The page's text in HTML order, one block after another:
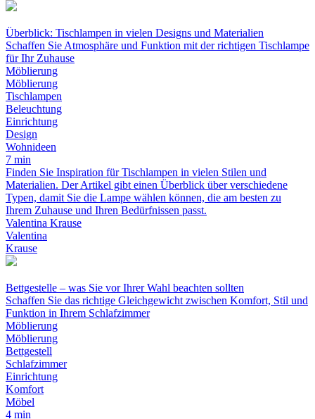
Überblick: Tischlampen in vielen Designs und Materialien
Schaffen Sie Atmosphäre und Funktion mit der richtigen Tischlampe
für Ihr Zuhause
Möblierung
Möblierung
Tischlampen
Beleuchtung
Einrichtung
Design
Wohnideen
7 min
Finden Sie Inspiration für Tischlampen in vielen Stilen und
Materialien. Der Artikel gibt einen Überblick über verschiedene
Typen, damit Sie die Lampe wählen können, die am besten zu
Ihrem Zuhause und Ihren Bedürfnissen passt.
Valentina Krause
Valentina
Krause
Bettgestelle – was Sie vor Ihrer Wahl beachten sollten
Schaffen Sie das richtige Gleichgewicht zwischen Komfort, Stil und
Funktion in Ihrem Schlafzimmer
Möblierung
Möblierung
Bettgestell
Schlafzimmer
Einrichtung
Komfort
Möbel
4 min